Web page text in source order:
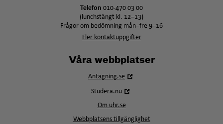
Telefon 010-470 03 00
(lunchstängt kl. 12–13)
Frågor om bedömning mån–fre 9–16
Fler kontaktuppgifter
Våra webbplatser
Antagning.se
Studera.nu
fönster
Om uhr.se
Webbplatsens tillgänglighet